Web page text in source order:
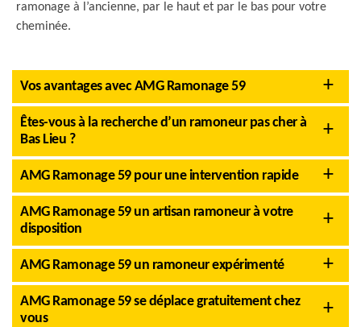
ramonage à l’ancienne, par le haut et par le bas pour votre
cheminée.
Vos avantages avec AMG Ramonage 59
Êtes-vous à la recherche d’un ramoneur pas cher à
Bas Lieu ?
AMG Ramonage 59 pour une intervention rapide
AMG Ramonage 59 un artisan ramoneur à votre
disposition
AMG Ramonage 59 un ramoneur expérimenté
AMG Ramonage 59 se déplace gratuitement chez
vous